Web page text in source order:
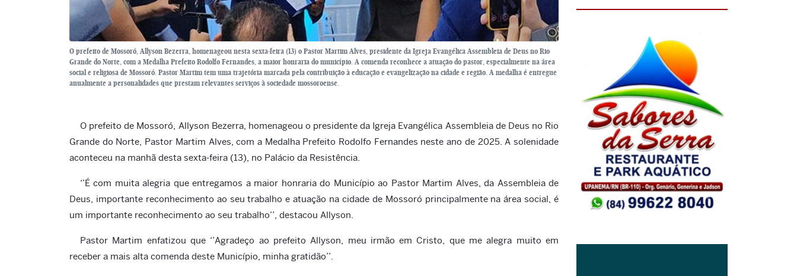
O prefeito de Mossoró, Allyson Bezerra, homenageou nesta sexta-feira (13) o Pastor Martim Alves, presidente da Igreja Evangélica Assembleia de Deus no Rio
Grande do Norte, com a Medalha Prefeito Rodolfo Fernandes, a maior honraria do município. A comenda reconhece a atuação do pastor, especialmente na área
social e religiosa de Mossoró. Pastor Martim tem uma trajetória marcada pela contribuição à educação e evangelização na cidade e região. A medalha é entregue
anualmente a personalidades que prestam relevantes serviços à sociedade mossoroense.
O prefeito de Mossoró, Allyson Bezerra, homenageou o presidente da Igreja Evangélica Assembleia de Deus no Rio
Grande do Norte, Pastor Martim Alves, com a Medalha Prefeito Rodolfo Fernandes neste ano de 2025. A solenidade
aconteceu na manhã desta sexta-feira (13), no Palácio da Resistência.
‘’É com muita alegria que entregamos a maior honraria do Município ao Pastor Martim Alves, da Assembleia de
Deus, importante reconhecimento ao seu trabalho e atuação na cidade de Mossoró principalmente na área social, é
um importante reconhecimento ao seu trabalho’’, destacou Allyson.
Pastor Martim enfatizou que ‘’Agradeço ao prefeito Allyson, meu irmão em Cristo, que me alegra muito em
receber a mais alta comenda deste Município, minha gratidão’’.